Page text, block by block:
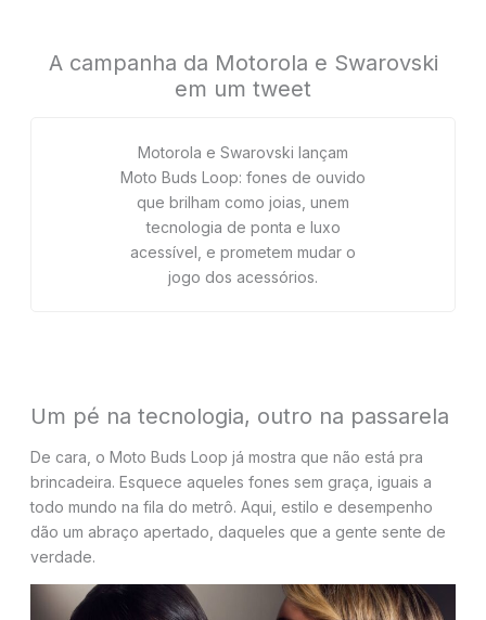
A campanha da Motorola e Swarovski
em um tweet
Motorola e Swarovski lançam
Moto Buds Loop: fones de ouvido
que brilham como joias, unem
tecnologia de ponta e luxo
acessível, e prometem mudar o
jogo dos acessórios.
Um pé na tecnologia, outro na passarela
De cara, o Moto Buds Loop já mostra que não está pra
brincadeira. Esquece aqueles fones sem graça, iguais a
todo mundo na fila do metrô. Aqui, estilo e desempenho
dão um abraço apertado, daqueles que a gente sente de
verdade.